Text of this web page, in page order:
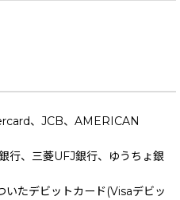
、JCB、AMERICAN
行、三菱UFJ銀行、ゆうちょ銀
いたデビットカード(Visaデビッ